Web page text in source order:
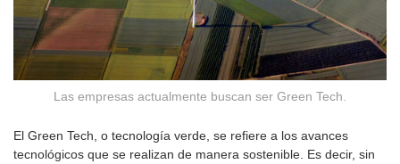
Las empresas actualmente buscan ser Green Tech.
El Green Tech, o tecnología verde, se refiere a los avances
tecnológicos que se realizan de manera sostenible. Es decir, sin